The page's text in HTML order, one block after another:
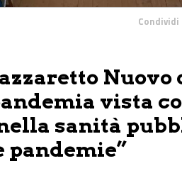
Nuovo
vista
sanità
pandemie”